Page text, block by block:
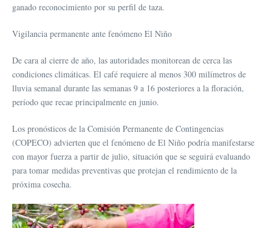
ganado reconocimiento por su perfil de taza.
Vigilancia permanente ante fenómeno El Niño
De cara al cierre de año, las autoridades monitorean de cerca las
condiciones climáticas. El café requiere al menos 300 milímetros de
lluvia semanal durante las semanas 9 a 16 posteriores a la floración,
período que recae principalmente en junio.
Los pronósticos de la Comisión Permanente de Contingencias
(COPECO) advierten que el fenómeno de El Niño podría manifestarse
con mayor fuerza a partir de julio, situación que se seguirá evaluando
para tomar medidas preventivas que protejan el rendimiento de la
próxima cosecha.